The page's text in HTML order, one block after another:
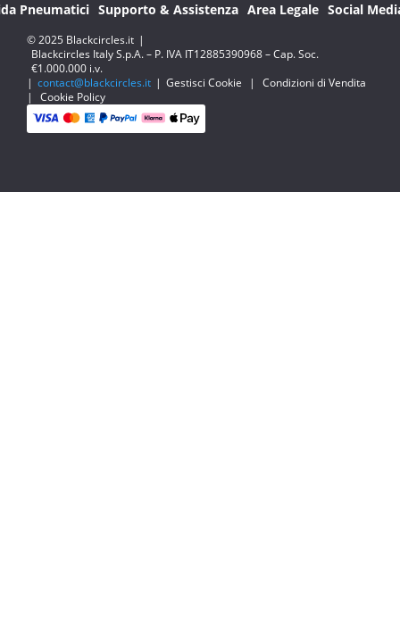
Pneumatici Supporto & Assistenza Area Legale Social
© 2025 Blackcircles.it |
Blackcircles Italy S.p.A. – P. IVA IT12885390968 – Cap. Soc.
€1.000.000 i.v.
| contact@blackcircles.it | Gestisci Cookie |
Condizioni di Vendita
|
Cookie Policy